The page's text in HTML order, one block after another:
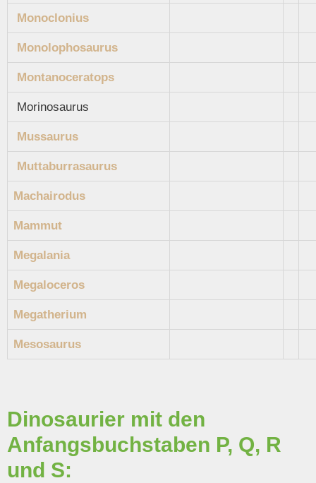
Monoclonius
Monolophosaurus
Montanoceratops
Morinosaurus
Mussaurus
Muttaburrasaurus
Machairodus
Mammut
Megalania
Megaloceros
Megatherium
Mesosaurus
Dinosaurier mit den
Anfangsbuchstaben P, Q, R
und S: